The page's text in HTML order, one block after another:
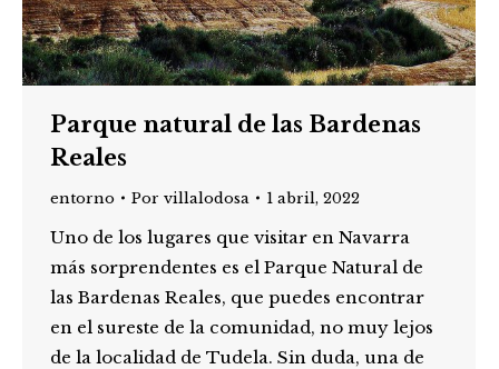
Parque natural de las Bardenas
Reales
entorno Por villalodosa 1 abril, 2022
Uno de los lugares que visitar en Navarra
más sorprendentes es el Parque Natural de
las Bardenas Reales, que puedes encontrar
en el sureste de la comunidad, no muy lejos
de la localidad de Tudela. Sin duda, una de